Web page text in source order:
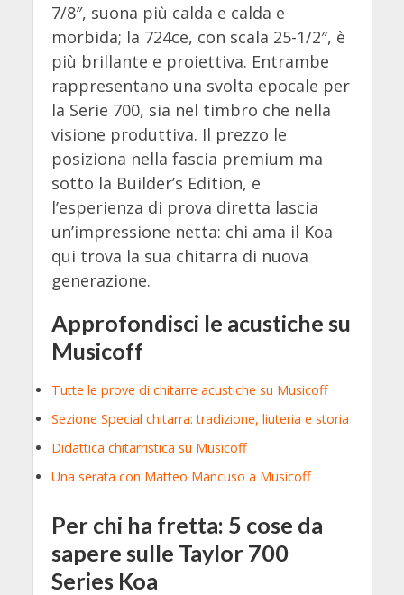
7/8″, suona più calda e calda e
morbida; la 724ce, con scala 25-1/2″, è
più brillante e proiettiva. Entrambe
rappresentano una svolta epocale per
la Serie 700, sia nel timbro che nella
visione produttiva. Il prezzo le
posiziona nella fascia premium ma
sotto la Builder’s Edition, e
l’esperienza di prova diretta lascia
un’impressione netta: chi ama il Koa
qui trova la sua chitarra di nuova
generazione.
Approfondisci le acustiche su
Musicoff
Tutte le prove di chitarre acustiche su Musicoff
Sezione Special chitarra: tradizione, liuteria e storia
Didattica chitarristica su Musicoff
Una serata con Matteo Mancuso a Musicoff
Per chi ha fretta: 5 cose da
sapere sulle Taylor 700
Series Koa